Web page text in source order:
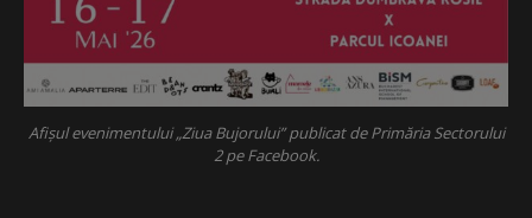
Afișul evenimentului „Ziua Bujorului” publicat de Primăria Sectorului
2 pe Facebook.